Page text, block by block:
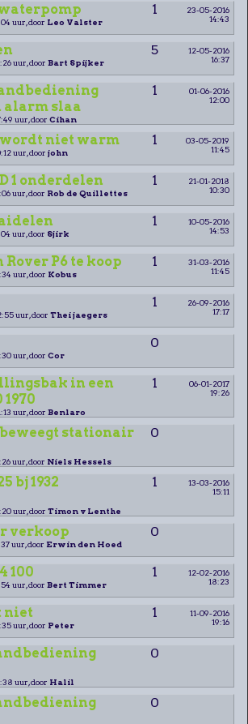
waterpomp 1
23-05-2016
14:43
uur, door Leo Valster
5
12-05-2016
16:37
uur, door Bart Spijker
alarm slaa
1
01-06-2016
12:00
uur, door Cihan
niet warm 1
03-05-2019
11:45
uur, door john
1 onderdelen 1
21-01-2018
10:30
uur, door Rob de Quillettes
1
10-05-2016
14:53
uur, door Sjirk
P6 te koop 1
31-03-2016
11:45
uur, door Kobus
1
26-09-2016
17:17
uur, door Thei jaegers
0
uur, door Cor
in een
1970
1
06-01-2017
19:26
uur, door Benlaro
stationair
0
uur, door Niels Hessels
bj 1932
1
13-03-2016
15:11
uur, door Timon v Lenthe
verkoop 0
uur, door Erwin den Hoed
100 1
12-02-2016
18:23
uur, door Bert Timmer
niet 1
11-09-2016
19:16
uur, door Peter
0
uur, door Halil
0